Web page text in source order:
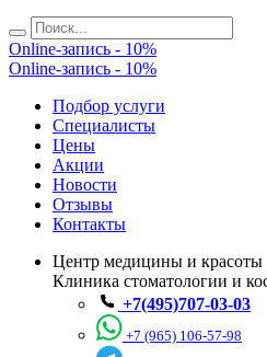
Online-запись - 10%
Online-запись - 10%
Подбор услуги
Специалисты
Цены
Акции
Новости
Отзывы
Контакты
Центр медицины и красоты
Клиника стоматологии и
+7(495)707-03-03
+7 (965) 106-57-98